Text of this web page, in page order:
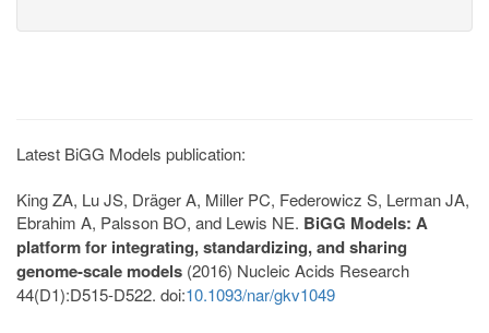
Latest BiGG Models publication:
King ZA, Lu JS, Dräger A, Miller PC, Federowicz S, Lerman JA,
Ebrahim A, Palsson BO, and Lewis NE. BiGG Models: A
platform for integrating, standardizing, and sharing
genome-scale models (2016) Nucleic Acids Research
44(D1):D515-D522. doi:10.1093/nar/gkv1049